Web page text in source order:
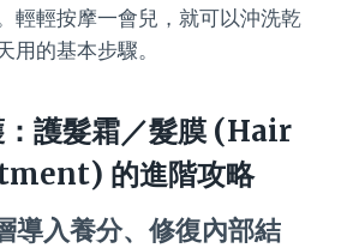
輕輕按摩一會兒，就可以沖洗乾
用的基本步驟。
護髮霜／髮膜 (Hair
的進階攻略
導入養分、修復內部結